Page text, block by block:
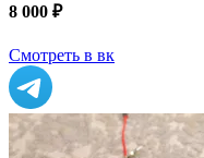
8 000 ₽
Смотреть в вк